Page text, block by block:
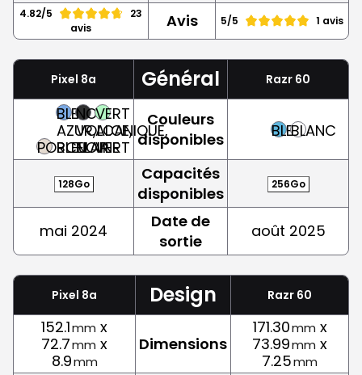
4.82/5
23
avis
Avis 5/5 1 avis
Pixel 8a Général Razr 60
PORCELAINE
BLEU
AZUR,
BLEU
NOIR
VOLCANIQUE,
NOIR
VERT
ALOE,
VERT
Couleurs
disponibles
BLEUBLANC
128Go
Capacités
disponibles
256Go
mai 2024
Date de
sortie
août 2025
Pixel 8a Design Razr 60
152.1mm x
72.7mm x
8.9mm
Dimensions
171.30mm x
73.99mm x
7.25mm